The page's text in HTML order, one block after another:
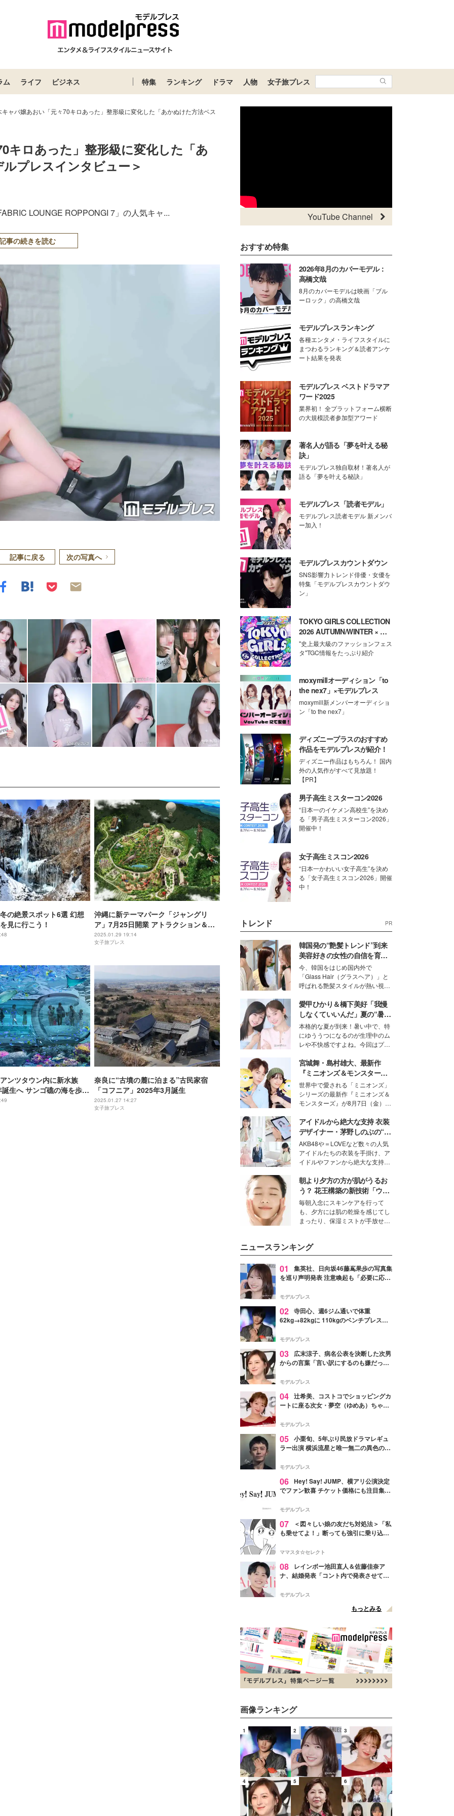
ム ライフ ビジネス 特集 ランキング ドラマ 人物 女子旅プレス
キャバ嬢あおい「元々70キロあった」整形級に変化した「あかぬけた方法ベス
キロあった」整形級に変化した「あ
プレスインタビュー＞
LOUNGE ROPPONGI 7」の人気キャ...
事の続きを読む
記事に戻る 次の写真へ
の絶景スポット6選 幻想
見に行こう！
沖縄に新テーマパーク「ジャングリ
ア」7月25日開業 アトラクション＆飲
食施設の一部概要明らかに
2025.01.29 19:14
女子旅プレス
ンツタウン内に新水族
生へ サンゴ礁の海を歩く
水槽
奈良に“古墳の麓に泊まる”古民家宿
「コフニア」2025年3月誕生
2025.01.27 14:27
女子旅プレス
YouTube Channel
おすすめ特集
2026年8月のカバーモデル：
高橋文哉
8月のカバーモデルは映画「ブル
ーロック」の高橋文哉
モデルプレスランキング
各種エンタメ・ライフスタイルに
まつわるランキング＆読者アンケ
ート結果を発表
モデルプレス ベストドラマア
ワード2025
業界初！ 全プラットフォーム横断
の大規模読者参加型アワード
著名人が語る「夢を叶える秘
訣」
モデルプレス独自取材！著名人が
語る「夢を叶える秘訣」
モデルプレス「読者モデル」
モデルプレス読者モデル 新メンバ
ー加入！
モデルプレスカウントダウン
SNS影響力トレンド俳優・女優を
特集「モデルプレスカウントダウ
ン」
TOKYO GIRLS COLLECTION
2026 AUTUMN/WINTER × モ
デルプレス
"史上最大級のファッションフェス
タ"TGC情報をたっぷり紹介
moxymillオーディション「to
the nex7」×モデルプレス
moxymill新メンバーオーディショ
ン「to the nex7」
ディズニープラスのおすすめ
作品をモデルプレスが紹介！
ディズニー作品はもちろん！ 国内
外の人気作がすべて見放題！
【PR】
男子高生ミスターコン2026
“日本一のイケメン高校生”を決め
る「男子高生ミスターコン2026」
開催中！
女子高生ミスコン2026
“日本一かわいい女子高生”を決め
る「女子高生ミスコン2026」開催
中！
トレンド PR
韓国発の“艶髪トレンド”到来
美容好きの女性の自信を育む
「ヘアケア事情」って？
今、韓国をはじめ国内外で
「Glass Hair（グラスヘア）」と
呼ばれる艶髪スタイルが熱い視線
ションの完成度を高めるベースと
して、“髪そのものの美しさ”に改
めて注目する人が増えている様
子。今回は、そんな憧れの艶やか
な髪を日常で叶える、美容好きの
女性たちのヘアケア事情を紹介し
ます。
愛甲ひかり＆橋下美好「我慢
しなくていいんだ」夏の“暑さ
対策”の新しい選択肢とは？
本格的な夏が到来！暑い中で、特
にゆううつになるのが生理中のム
レや不快感ですよね。今回はプラ
モデル・愛甲ひかりさんと橋下美
好さんを迎えて本音で女子会トー
ク。猛暑のお出かけを快適に過ご
すヒントや、2人が感動した夏の
生理の新常識にも迫りました。
宮城舞・島村雄大、最新作
『ミニオンズ＆モンスター
ズ』の魅力熱弁 ハチャメチャ
だけじゃない“友情と絆”に感
動
世界中で愛される「ミニオンズ」
シリーズの最新作『ミニオンズ＆
モンスターズ』が8月7日（金）に
ニオン好き”という共通点を持つモ
デルの宮城舞と島村雄大の特別対
談をお届け！それぞれの視点か
ら、今作ならではの魅力や予想外
の感動をもたらす奥深いストーリ
ーについて熱く語り合ってもらっ
た。
アイドルから絶大な支持 衣装
デザイナー・茅野しのぶの“可
愛い”を作る美学＜「シチズン
クロスシー」インタビュー＞
AKB48や＝LOVEなど数々の人気
アイドルたちの衣装を手掛け、ア
イドルやファンから絶大な支持を
取締役兼クリエイティブディレク
ター・茅野しのぶ。一人ひとりの
個性に寄り添い、魅力を引き出す
衣装作りは、多くの女性たちに勇
気と自信を与え続けている。
朝より夕方の方が肌がうるお
う？ 花王構築の新技術「ウォ
ーターキャプチャリングスキ
ン（捕水肌）」がスキンケア
の常識を変える予感
毎朝入念にスキンケアを行って
も、夕方には肌の乾燥を感じてし
まったり、保湿ミストが手放せな
性を秘めた、革新的な「Water
Capturing Skin（ウォーターキャ
プチャリングスキン：捕水肌）」
技術を、花王が構築した。
ニュースランキング
01
集英社、日向坂46藤嶌果歩の写真集
を巡り声明発表 注意喚起も「必要に応じ
モデルプレス
02 寺田心、週6ジム通いで体重
62kg→82kgに 110kgのベンチプレス持
「かっこいい」と反響
モデルプレス
03
広末涼子、病名公表を決断した次男
からの言葉「言い訳にするのも嫌だっ
モデルプレス
04 辻希美、コストコでショッピングカ
ートに座る次女・夢空（ゆめあ）ちゃん
ぎ」「成長を感じる」の声
モデルプレス
05 小栗旬、5年ぶり民放ドラマレギュ
ラー出演 横浜流星と唯一無二の異色のバ
モデルプレス
06 Hey! Say! JUMP、横アリ公演決定
でファン歓喜 チケット価格にも注目集ま
モデルプレス
07
＜図々しい娘の友だち対処法＞「私
も乗せてよ！」断っても強引に乗り込ん
ママスタ☆セレクト
08
レインボー池田直人＆佐藤佳奈ア
ナ、結婚発表「コント内で発表させてい
点変更のため
モデルプレス
もっとみる
画像ランキング
1 2 3
4 5 6